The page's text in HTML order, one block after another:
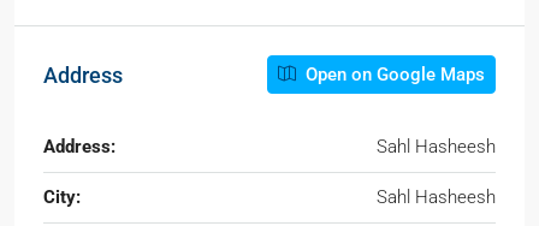
Address Open on Google Maps
Address: Sahl Hasheesh
City: Sahl Hasheesh